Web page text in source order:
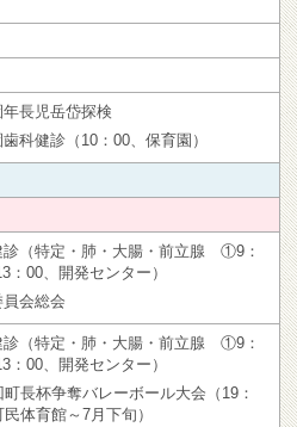
長児岳岱探検
科健診（10：00、保育園）
診（特定・肺・大腸・前立腺 ①9：
：00、開発センター）
員会総会
診（特定・肺・大腸・前立腺 ①9：
：00、開発センター）
町長杯争奪バレーボール大会（19：
体育館～7月下旬）